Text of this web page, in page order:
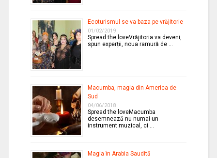
Ecoturismul se va baza pe vrăjitorie
01/02/2019
Spread the loveVrăjitoria va deveni,
spun experții, noua ramură de …
Macumba, magia din America de
Sud
04/06/2018
Spread the loveMacumba
desemnează nu numai un
instrument muzical, ci …
Magia în Arabia Saudită